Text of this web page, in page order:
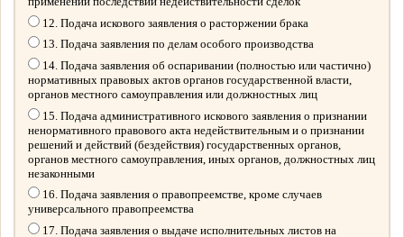
12. Подача искового заявления о расторжении брака
13. Подача заявления по делам особого производства
14. Подача заявления об оспаривании (полностью или частично)
нормативных правовых актов органов государственной власти,
органов местного самоуправления или должностных лиц
15. Подача административного искового заявления о признании
ненормативного правового акта недействительным и о признании
решений и действий (бездействия) государственных органов,
органов местного самоуправления, иных органов, должностных лиц
незаконными
16. Подача заявления о правопреемстве, кроме случаев
универсального правопреемства
17. Подача заявления о выдаче исполнительных листов на